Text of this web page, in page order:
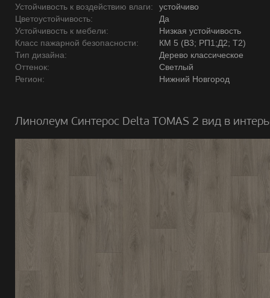
Устойчивость к воздействию влаги:
устойчиво
Цветоустойчивость:
Да
Устойчивость к мебели:
Низкая устойчивость
Класс пажарной безопасности:
КМ 5 (В3; РП1;Д2; Т2)
Тип дизайна:
Дерево классическое
Оттенок:
Светлый
Регион:
Нижний Новгород
Линолеум Синтерос Delta TOMAS 2 вид в